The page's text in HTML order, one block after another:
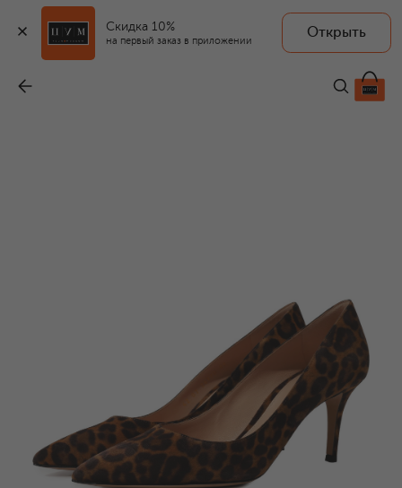
Скидка 10%
на первый заказ в приложении
Открыть
104 500 ₽